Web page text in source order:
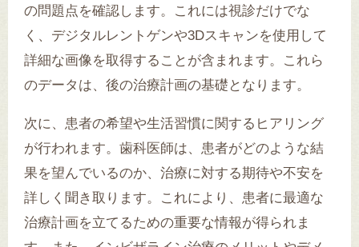
の問題点を確認します。これには視診だけでな
く、デジタルレントゲンや3Dスキャンを使用して
詳細な画像を取得することが含まれます。これら
のデータは、後の治療計画の基礎となります。
次に、患者の希望や生活習慣に関するヒアリング
が行われます。歯科医師は、患者がどのような結
果を望んでいるのか、治療に対する期待や不安を
詳しく聞き取ります。これにより、患者に最適な
治療計画を立てるための重要な情報が得られま